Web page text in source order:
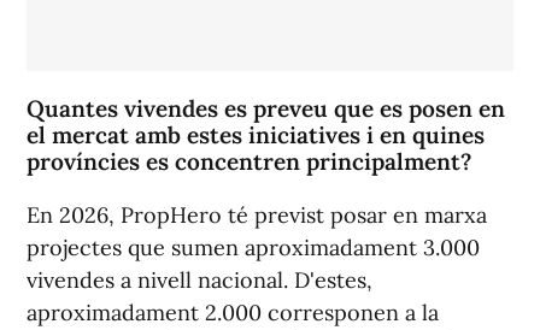
Quantes vivendes es preveu que es posen en
el mercat amb estes iniciatives i en quines
províncies es concentren principalment?
En 2026, PropHero té previst posar en marxa
projectes que sumen aproximadament 3.000
vivendes a nivell nacional. D'estes,
aproximadament 2.000 corresponen a la